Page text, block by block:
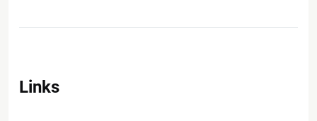
Links